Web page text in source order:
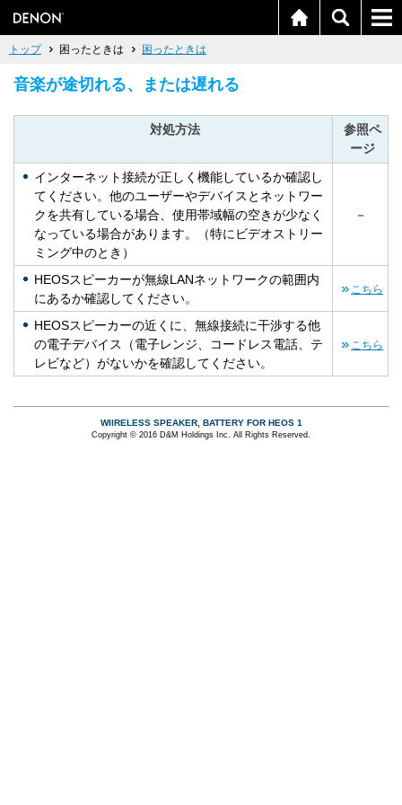
トップ 困ったときは 困ったときは
音楽が途切れる、または遅れる
対処方法
参照ペ
ージ
インターネット接続が正しく機能しているか確認し
てください。他のユーザーやデバイスとネットワー
クを共有している場合、使用帯域幅の空きが少なく
なっている場合があります。（特にビデオストリー
ミング中のとき）
－
HEOSスピーカーが無線LANネットワークの範囲内
にあるか確認してください。
こちら
HEOSスピーカーの近くに、無線接続に干渉する他
の電子デバイス（電子レンジ、コードレス電話、テ
レビなど）がないかを確認してください。
こちら
WIIRELESS SPEAKER, BATTERY FOR HEOS 1
Copyright © 2016 D&M Holdings Inc. All Rights Reserved.